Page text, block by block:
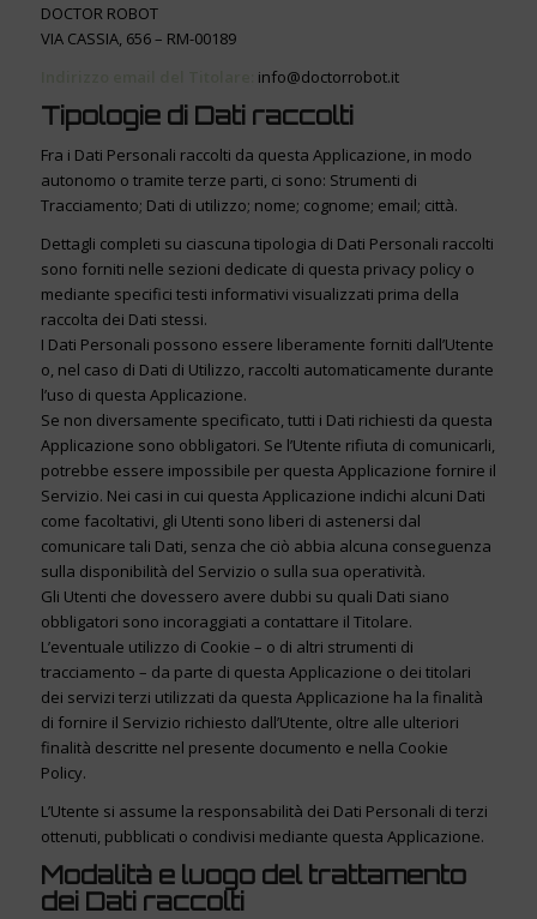
DOCTOR ROBOT
VIA CASSIA, 656 – RM-00189
info@doctorrobot.it
Tipologie di Dati raccolti
Fra i Dati Personali raccolti da questa Applicazione, in modo
autonomo o tramite terze parti, ci sono: Strumenti di
Tracciamento; Dati di utilizzo; nome; cognome; email; città.
Dettagli completi su ciascuna tipologia di Dati Personali raccolti
sono forniti nelle sezioni dedicate di questa privacy policy o
mediante specifici testi informativi visualizzati prima della
raccolta dei Dati stessi.
I Dati Personali possono essere liberamente forniti dall’Utente
o, nel caso di Dati di Utilizzo, raccolti automaticamente durante
l’uso di questa Applicazione.
Se non diversamente specificato, tutti i Dati richiesti da questa
Applicazione sono obbligatori. Se l’Utente rifiuta di comunicarli,
potrebbe essere impossibile per questa Applicazione fornire il
Servizio. Nei casi in cui questa Applicazione indichi alcuni Dati
come facoltativi, gli Utenti sono liberi di astenersi dal
comunicare tali Dati, senza che ciò abbia alcuna conseguenza
sulla disponibilità del Servizio o sulla sua operatività.
Gli Utenti che dovessero avere dubbi su quali Dati siano
obbligatori sono incoraggiati a contattare il Titolare.
L’eventuale utilizzo di Cookie – o di altri strumenti di
tracciamento – da parte di questa Applicazione o dei titolari
dei servizi terzi utilizzati da questa Applicazione ha la finalità
di fornire il Servizio richiesto dall’Utente, oltre alle ulteriori
finalità descritte nel presente documento e nella Cookie
Policy.
L’Utente si assume la responsabilità dei Dati Personali di terzi
ottenuti, pubblicati o condivisi mediante questa Applicazione.
Modalità e luogo del trattamento
dei Dati raccolti